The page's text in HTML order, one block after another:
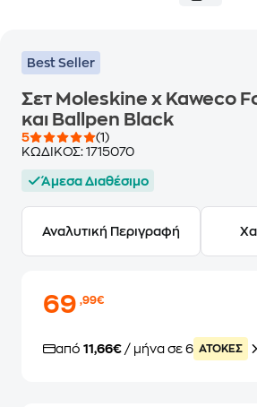
Best Seller
Σετ Moleskine x Kaweco
και Ballpen Black
5
(1)
ΚΩΔΙΚΟΣ: 1715070
Άμεσα Διαθέσιμο
Αναλυτική Περιγραφή
69,99€
από 11,66€ / μήνα σε 6 ATOKEΣ